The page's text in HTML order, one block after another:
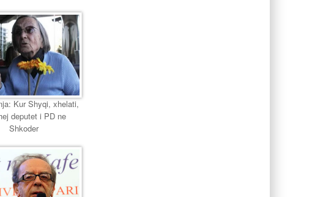
Kur Shyqi, xhelati,
deputet i PD ne
Shkoder